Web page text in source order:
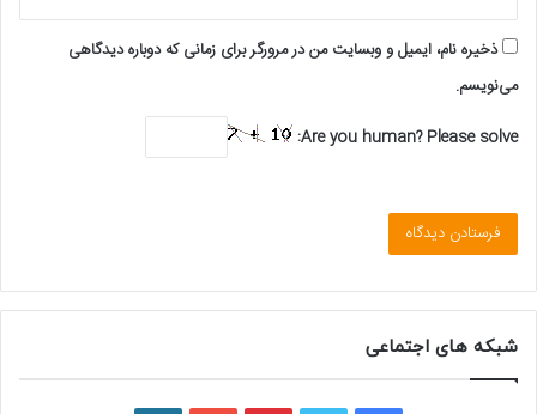
ذخیره نام، ایمیل و وبسایت من در مرورگر برای زمانی که دوباره دیدگاهی
می‌نویسم.
Are you human? Please solve:
شبکه های اجتماعی